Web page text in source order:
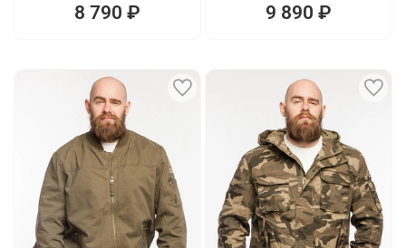
8 790 ₽ 9 890 ₽